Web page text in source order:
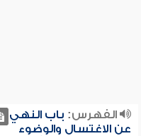
الفهرس: باب النهي
عن الاغتسال والوضوء